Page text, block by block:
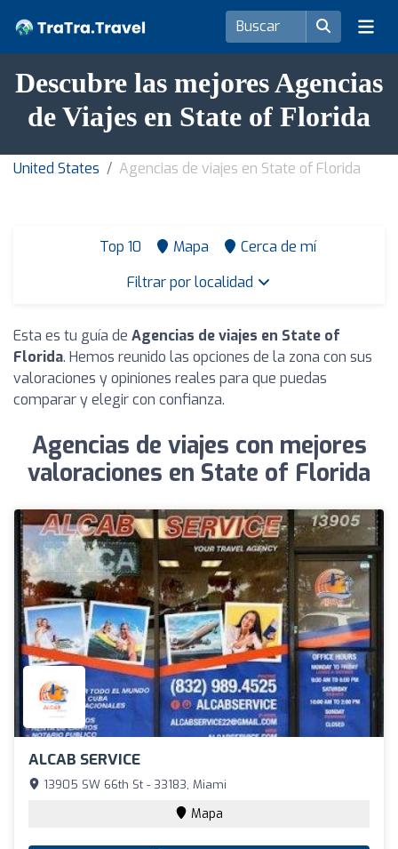
Descubre las mejores Agencias
de Viajes en State of Florida
United States Agencias de viajes en State of Florida
Top 10 Mapa
Cerca de mí
Filtrar por localidad
Esta es tu guía de Agencias de viajes en State of
Florida. Hemos reunido las opciones de la zona con sus
valoraciones y opiniones reales para que puedas
comparar y elegir con confianza.
Agencias de viajes con mejores
valoraciones en State of Florida
ALCAB SERVICE
13905 SW 66th St - 33183, Miami
Mapa